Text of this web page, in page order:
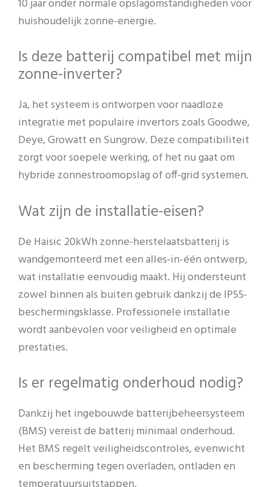
10 jaar onder normale opslagomstandigheden voor
huishoudelijk zonne-energie.
Is deze batterij compatibel met mijn
zonne-inverter?
Ja, het systeem is ontworpen voor naadloze
integratie met populaire invertors zoals Goodwe,
Deye, Growatt en Sungrow. Deze compatibiliteit
zorgt voor soepele werking, of het nu gaat om
hybride zonnestroomopslag of off-grid systemen.
Wat zijn de installatie-eisen?
De Haisic 20kWh zonne-herstelaatsbatterij is
wandgemonteerd met een alles-in-één ontwerp,
wat installatie eenvoudig maakt. Hij ondersteunt
zowel binnen als buiten gebruik dankzij de IP55-
beschermingsklasse. Professionele installatie
wordt aanbevolen voor veiligheid en optimale
prestaties.
Is er regelmatig onderhoud nodig?
Dankzij het ingebouwde batterijbeheersysteem
(BMS) vereist de batterij minimaal onderhoud.
Het BMS regelt veiligheidscontroles, evenwicht
en bescherming tegen overladen, ontladen en